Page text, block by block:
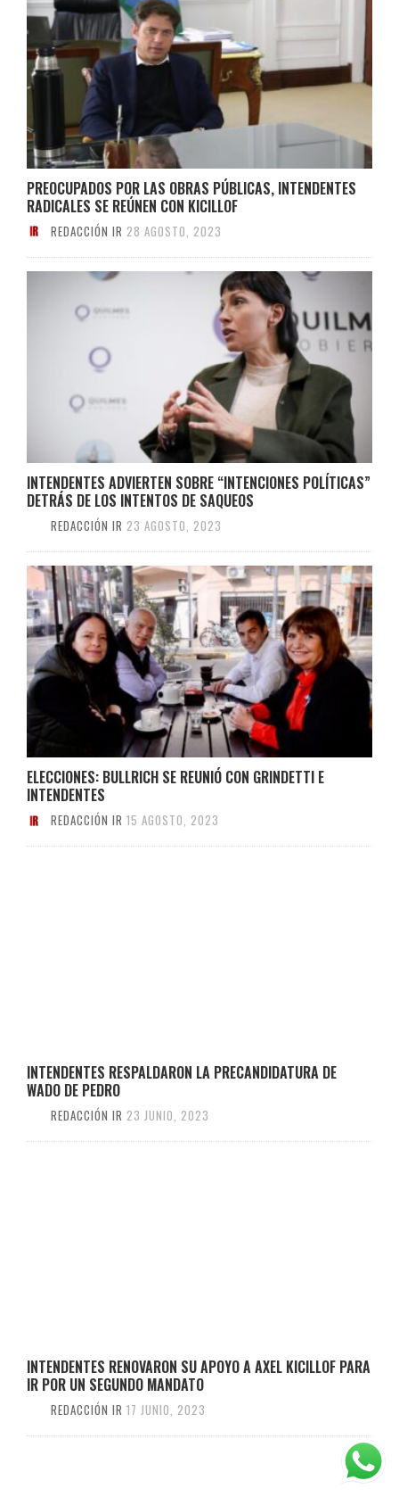
PREOCUPADOS POR LAS OBRAS PÚBLICAS, INTENDENTES
RADICALES SE REÚNEN CON KICILLOF
REDACCIÓN IR 28 AGOSTO, 2023
INTENDENTES ADVIERTEN SOBRE “INTENCIONES POLÍTICAS”
DETRÁS DE LOS INTENTOS DE SAQUEOS
REDACCIÓN IR 23 AGOSTO, 2023
ELECCIONES: BULLRICH SE REUNIÓ CON GRINDETTI E
INTENDENTES
REDACCIÓN IR 15 AGOSTO, 2023
INTENDENTES RESPALDARON LA PRECANDIDATURA DE
WADO DE PEDRO
REDACCIÓN IR 23 JUNIO, 2023
INTENDENTES RENOVARON SU APOYO A AXEL KICILLOF PARA
IR POR UN SEGUNDO MANDATO
REDACCIÓN IR 17 JUNIO, 2023